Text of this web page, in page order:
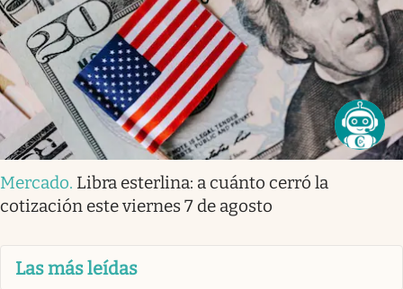
Mercado. Libra esterlina: a cuánto cerró la
cotización este viernes 7 de agosto
Las más leídas